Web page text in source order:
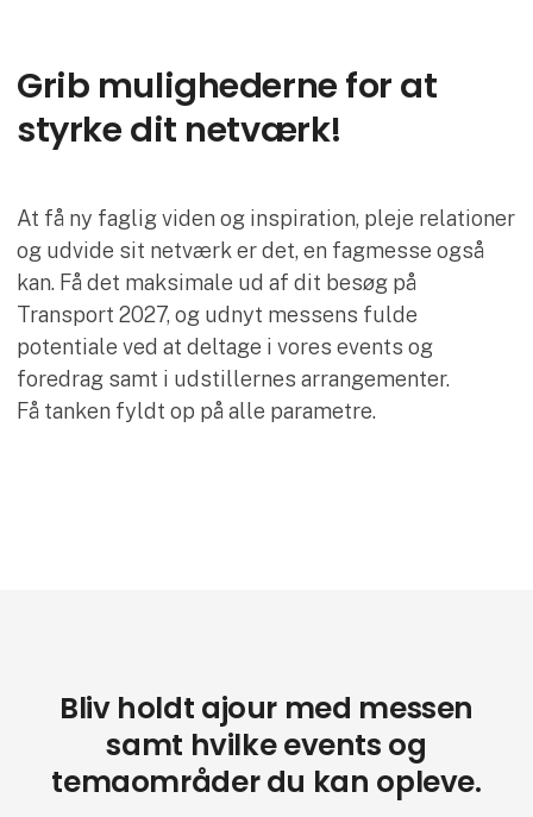
Grib mulighederne for at
styrke dit netværk!
At få ny faglig viden og inspiration, pleje relationer
og udvide sit netværk er det, en fagmesse også
kan. Få det maksimale ud af dit besøg på
Transport 2027, og udnyt messens fulde
potentiale ved at deltage i vores events og
foredrag samt i udstillernes arrangementer.
Få tanken fyldt op på alle parametre.
Bliv holdt ajour med messen
samt hvilke events og
temaområder du kan opleve.